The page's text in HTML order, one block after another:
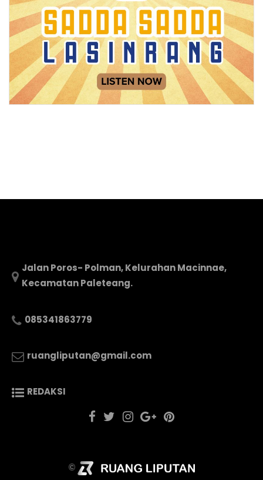
Jalan Poros- Polman, Kelurahan Macinnae,
Kecamatan Paleteang.
085341863779
ruangliputan@gmail.com
REDAKSI
©